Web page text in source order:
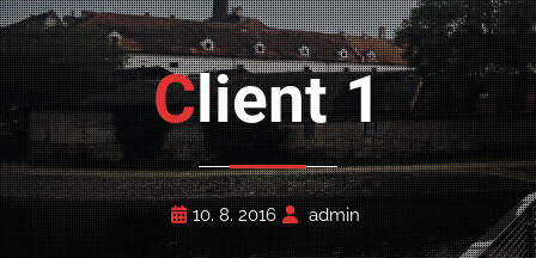
Client 1
10. 8. 2016 admin